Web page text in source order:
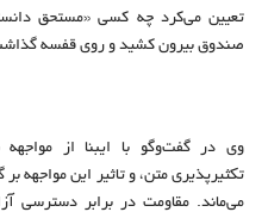
تعیین می‌کرد چه کسی «مستحق
صندوق بیرون کشید و روی قفسه گذاشت؛
وی در گفت‌وگو با ایبنا از مواجهه
تکثیرپذیری متن، و تاثیر این مواجهه
می‌ماند. مقاومت در برابر دسترسی